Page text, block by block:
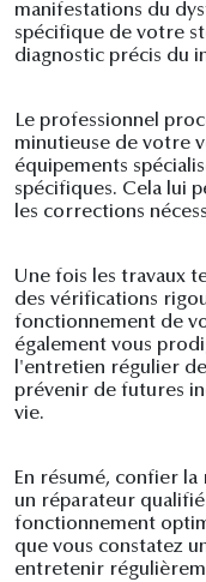
manifestations du
spécifique de votre
diagnostic précis du
Le professionnel
minutieuse de votre
équipements
spécifiques. Cela lui
les corrections
Une fois les travaux
des vérifications
fonctionnement de
également vous
l'entretien régulier
prévenir de futures
vie.
En résumé, confier
un réparateur
fonctionnement
que vous constatez
entretenir